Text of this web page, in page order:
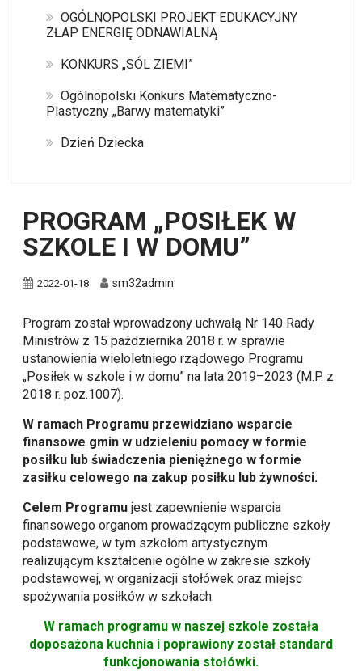
OGÓLNOPOLSKI PROJEKT EDUKACYJNY
ZŁAP ENERGIĘ ODNAWIALNĄ
KONKURS „SÓL ZIEMI”
Ogólnopolski Konkurs Matematyczno-
Plastyczny „Barwy matematyki”
Dzień Dziecka
PROGRAM „POSIŁEK W
SZKOLE I W DOMU”
2022-01-18 sm32admin
Program został wprowadzony uchwałą Nr 140 Rady
Ministrów z 15 października 2018 r. w sprawie
ustanowienia wieloletniego rządowego Programu
„Posiłek w szkole i w domu” na lata 2019–2023 (M.P. z
2018 r. poz.1007).
W ramach Programu przewidziano wsparcie
finansowe gmin w udzieleniu pomocy w formie
posiłku lub świadczenia pieniężnego w formie
zasiłku celowego na zakup posiłku lub żywności.
Celem Programu jest zapewnienie wsparcia
finansowego organom prowadzącym publiczne szkoły
podstawowe, w tym szkołom artystycznym
realizującym kształcenie ogólne w zakresie szkoły
podstawowej, w organizacji stołówek oraz miejsc
spożywania posiłków w szkołach.
W ramach programu w naszej szkole została
doposażona kuchnia i poprawiony został standard
funkcjonowania stołówki.